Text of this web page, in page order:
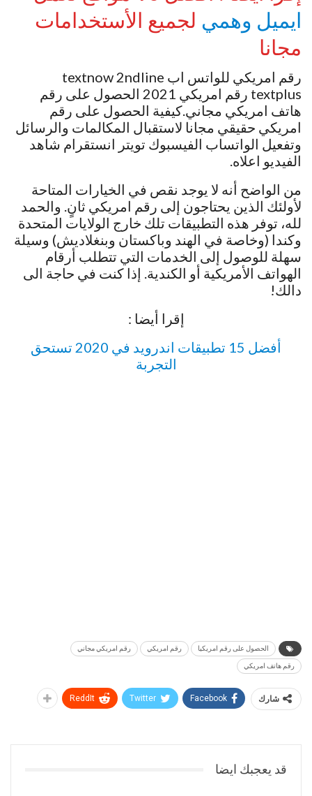
ايميل وهمي لجميع الأستخدامات
مجانا
رقم امريكي للواتس اب textnow 2ndline
textplus رقم امريكي 2021 الحصول على رقم
هاتف امريكي مجاني.كيفية الحصول على رقم
امريكي حقيقي مجانا لاستقبال المكالمات والرسائل
وتفعيل الواتساب الفيسبوك تويتر انستقرام شاهد
الفيديو اعلاه.
من الواضح أنه لا يوجد نقص في الخيارات المتاحة
لأولئك الذين يحتاجون إلى رقم امريكي ثانٍ. والحمد
لله، توفر هذه التطبيقات تلك خارج الولايات المتحدة
وكندا (وخاصة في الهند وباكستان وبنغلاديش) وسيلة
سهلة للوصول إلى الخدمات التي تتطلب أرقام
الهواتف الأمريكية أو الكندية. إذا كنت في حاجة الى
دالك!
إقرا أيضا :
أفضل 15 تطبيقات اندرويد في 2020 تستحق
التجربة
الحصول على رقم امريكيا رقم امريكي رقم امريكي مجاني
رقم هاتف امريكي
شارك Facebook
Twitter
ReddIt
قد يعجبك ايضا